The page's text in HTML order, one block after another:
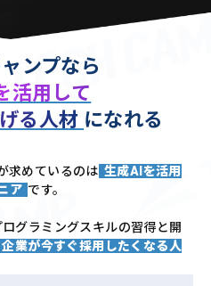
ンプなら
活用して
る人材 になれる
求めているのは 生成AIを活用
ア です。
グラミングスキルの習得と開
企業が今すぐ採用したくなる人